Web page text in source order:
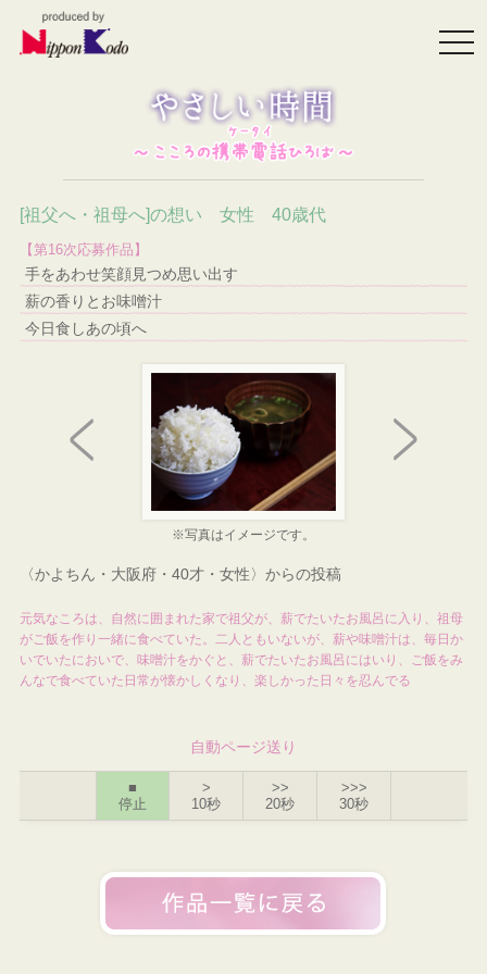
[祖父へ・祖母へ]の想い 女性 40歳代
【第16次応募作品】
手をあわせ笑顔見つめ思い出す
薪の香りとお味噌汁
今日食しあの頃へ
※写真はイメージです。
〈かよちん・大阪府・40才・女性〉からの投稿
元気なころは、自然に囲まれた家で祖父が、薪でたいたお風呂に入り、祖母
がご飯を作り一緒に食べていた。二人ともいないが、薪や味噌汁は、毎日か
いでいたにおいで、味噌汁をかぐと、薪でたいたお風呂にはいり、ご飯をみ
んなで食べていた日常が懐かしくなり、楽しかった日々を忍んでる
自動ページ送り
■
停止
>
10秒
>>
20秒
>>>
30秒